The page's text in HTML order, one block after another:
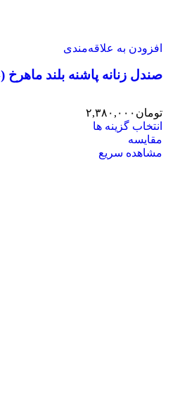
افزودن به علاقه‌مندی
صندل زنانه پاشنه بلند ماهرخ (624)
تومان ۲,۳۸۰,۰۰۰
انتخاب گزینه ها
مقایسه
مشاهده سریع